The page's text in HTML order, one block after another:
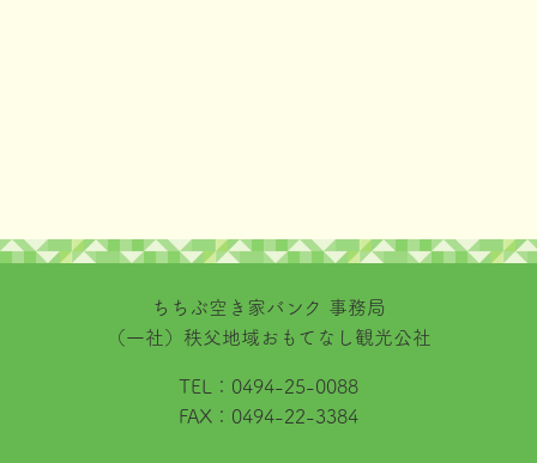
ちちぶ空き家バンク 事務局
（一社）秩父地域おもてなし観光公社
TEL： 0494-25-0088
FAX： 0494-22-3384